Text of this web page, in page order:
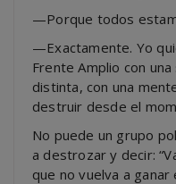
—Porque todos
—Exactamente. Yo
Frente Amplio con
distinta, con una
destruir desde el
No puede un grupo
a destrozar y decir:
que no vuelva a ganar